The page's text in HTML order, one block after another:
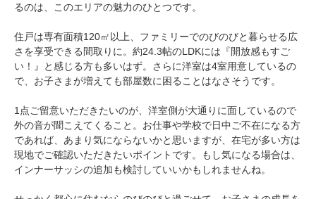
るのは、このエリアの魅力のひとつです。
住戸は専有面積120㎡以上、ファミリーでのびのびと暮らせる広
さを享受できる間取りに。約24.3帖のLDKには『開放感もすご
い！』と感じる方も多いはず。さらに洋室は4室用意しているの
で、お子さまが増えても部屋数に困ることはなさそうです。
1点ご留意いただきたいのが、洋室側が大通りに面しているので
外の音が聞こえてくること。お仕事や学校で日中ご不在になる方
であれば、あまり気にならないかと思いますが、在宅が多い方は
現地でご確認いただきたいポイントです。もし気になる場合は、
インナーサッシの追加も検討していいかもしれませんね。